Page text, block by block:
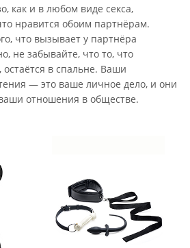
как и в любом виде секса,
нравится обоим партнёрам.
что вызывает у партнёра
не забывайте, что то, что
остаётся в спальне. Ваши
— это ваше личное дело, и они
отношения в обществе.